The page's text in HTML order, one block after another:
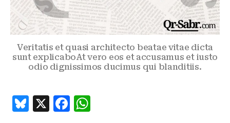
Veritatis et quasi architecto beatae vitae dicta
sunt explicaboAt vero eos et accusamus et iusto
odio dignissimos ducimus qui blanditiis.
B
X
F